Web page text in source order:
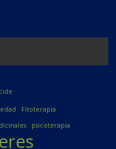
Fitoterapia
psicoterapia